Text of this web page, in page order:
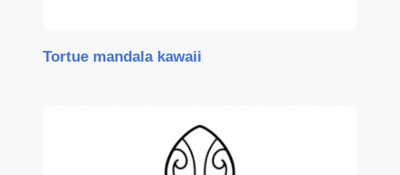
Tortue mandala kawaii